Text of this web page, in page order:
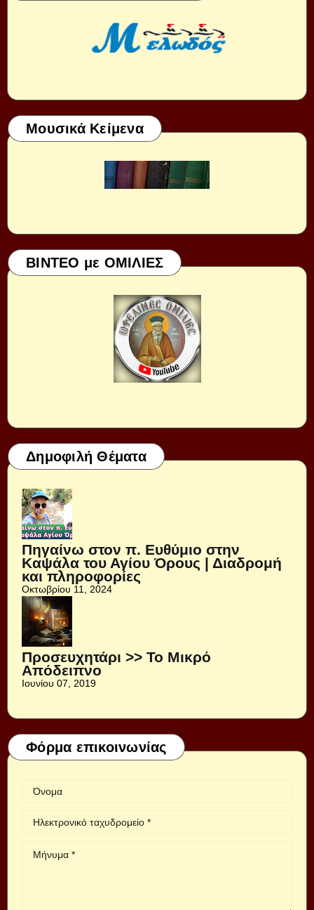
Μουσικά Κείμενα
ΒΙΝΤΕΟ με ΟΜΙΛΙΕΣ
Δημοφιλή Θέματα
Πηγαίνω στον π. Ευθύμιο στην
Καψάλα του Αγίου Όρους | Διαδρομή
και πληροφορίες
Οκτωβρίου 11, 2024
Προσευχητάρι >> Το Μικρό
Απόδειπνο
Ιουνίου 07, 2019
Φόρμα επικοινωνίας